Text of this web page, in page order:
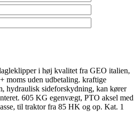
i høj kvalitet fra GEO italien,
moms uden udbetaling. kraftige
hydraulisk sideforskydning, kan kører
605 KG egenvægt, PTO aksel med
til traktor fra 85 HK og op. Kat. 1